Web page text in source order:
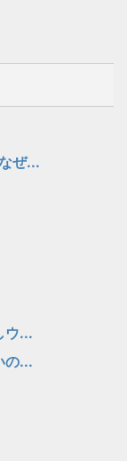
ぜ...
ウ...
の...